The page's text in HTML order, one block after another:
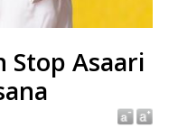
Stop Asaari